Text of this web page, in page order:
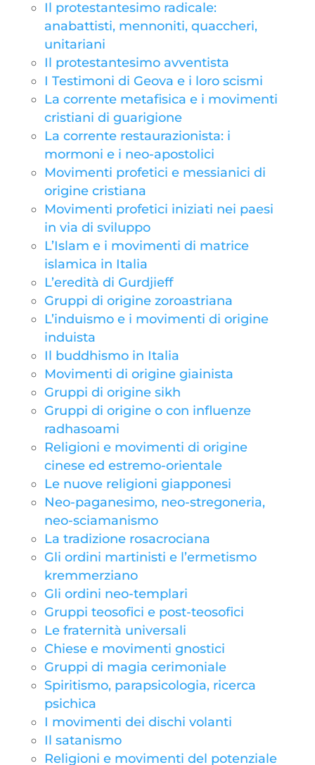
Il protestantesimo radicale:
anabattisti, mennoniti, quaccheri,
unitariani
Il protestantesimo avventista
I Testimoni di Geova e i loro scismi
La corrente metafisica e i movimenti
cristiani di guarigione
La corrente restaurazionista: i
mormoni e i neo-apostolici
Movimenti profetici e messianici di
origine cristiana
Movimenti profetici iniziati nei paesi
in via di sviluppo
L’Islam e i movimenti di matrice
islamica in Italia
L’eredità di Gurdjieff
Gruppi di origine zoroastriana
L’induismo e i movimenti di origine
induista
Il buddhismo in Italia
Movimenti di origine giainista
Gruppi di origine sikh
Gruppi di origine o con influenze
radhasoami
Religioni e movimenti di origine
cinese ed estremo-orientale
Le nuove religioni giapponesi
Neo-paganesimo, neo-stregoneria,
neo-sciamanismo
La tradizione rosacrociana
Gli ordini martinisti e l’ermetismo
kremmerziano
Gli ordini neo-templari
Gruppi teosofici e post-teosofici
Le fraternità universali
Chiese e movimenti gnostici
Gruppi di magia cerimoniale
Spiritismo, parapsicologia, ricerca
psichica
I movimenti dei dischi volanti
Il satanismo
Religioni e movimenti del potenziale